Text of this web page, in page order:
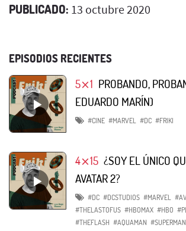
PUBLICADO: 13 octubre 2020
EPISODIOS RECIENTES
5⨯1 PROBANDO,
EDUARDO MARÍN)
#CINE #MARVEL #DC #FRIKI
4⨯15 ¿SOY EL ÚNICO
AVATAR 2?
#DC #DCSTUDIOS #MARVEL
#THELASTOFUS #HBOMAX #HBO
#THEFLASH #AQUAMAN #SUPERMAN